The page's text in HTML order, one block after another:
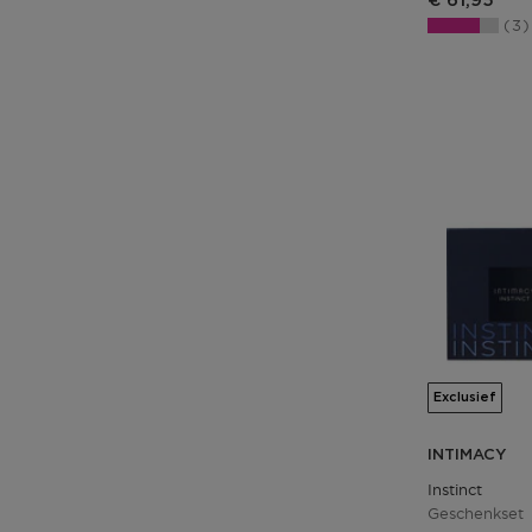
3
Exclusief
INTIMACY
Instinct
Geschenkset